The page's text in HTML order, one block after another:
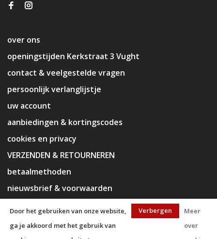
over ons
openingstijden Kerkstraat 3 Vught
contact & veelgestelde vragen
persoonlijk verlanglijstje
uw account
aanbiedingen & kortingscodes
cookies en privacy
VERZENDEN & RETOURNEREN
betaalmethoden
nieuwsbrief & voorwaarden
Door het gebruiken van onze website,
ga je akkoord met het gebruik van
Verbergen
Meer
over